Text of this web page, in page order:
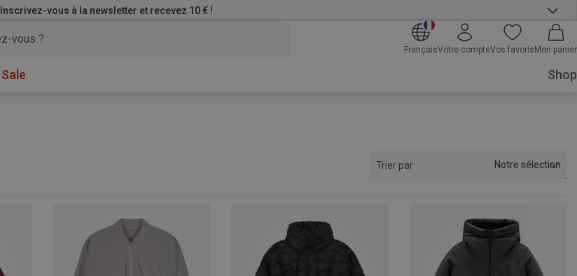
Inscrivez-vous à la newsletter et recevez 10 € !
FrançaisVotre compteVos favoris Mon panier
Sale Shop
Trier par Notre sélection